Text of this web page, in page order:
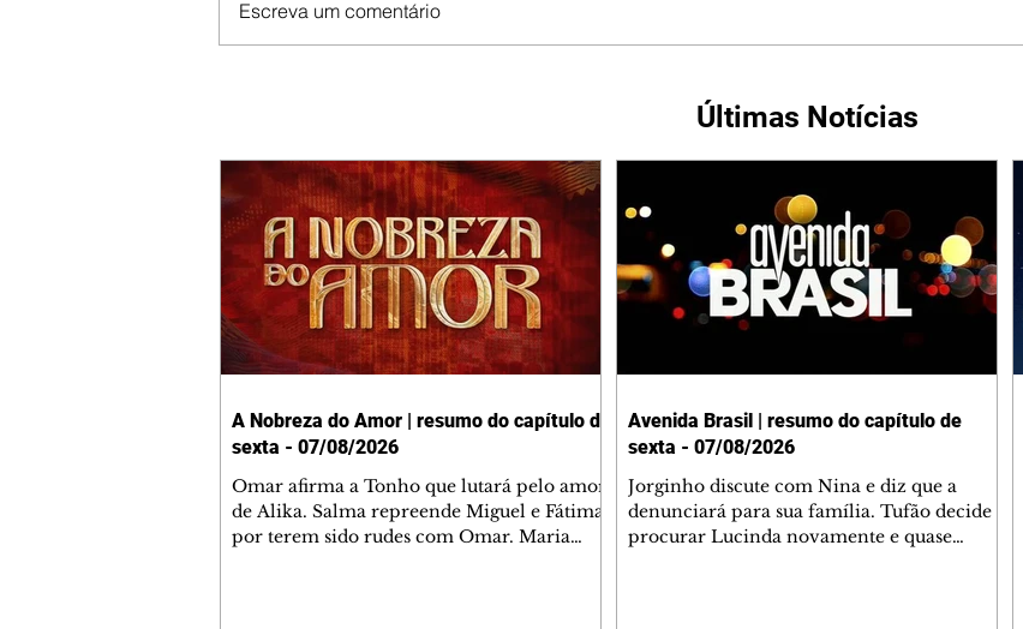
Escreva um comentário
Últimas Notícias
A Nobreza do Amor | resumo do capítulo de
sexta - 07/08/2026
Omar afirma a Tonho que lutará pelo amor
de Alika. Salma repreende Miguel e Fátima
por terem sido rudes com Omar. Maria
Avenida Brasil | resumo do capítulo de
sexta - 07/08/2026
Jorginho discute com Nina e diz que a
denunciará para sua família. Tufão decide
procurar Lucinda novamente e quase